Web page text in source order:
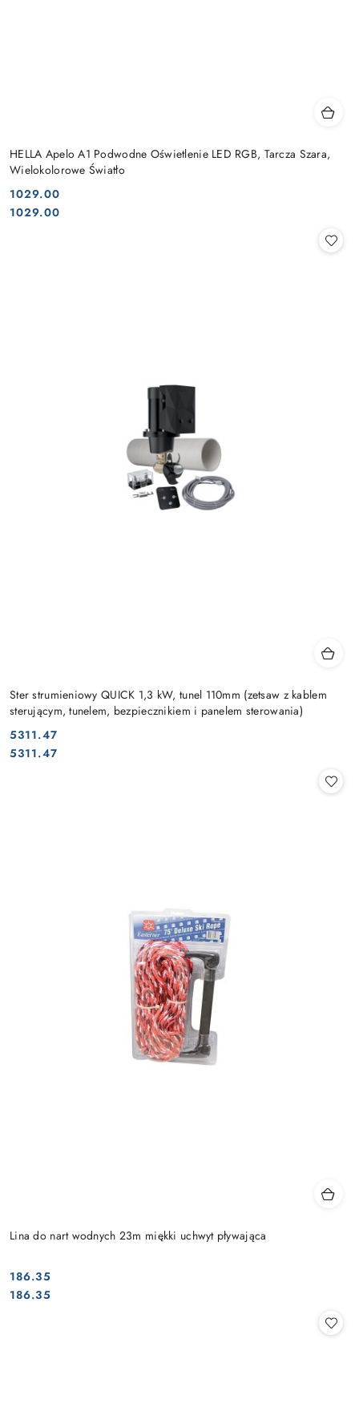
HELLA Apelo A1 Podwodne Oświetlenie LED RGB, Tarcza Szara,
Wielokolorowe Światło
Cena:
1029.00
Cena:
1029.00
Ster strumieniowy QUICK 1,3 kW, tunel 110mm (zetsaw z kablem
sterującym, tunelem, bezpiecznikiem i panelem sterowania)
Cena:
5311.47
Cena:
5311.47
Lina do nart wodnych 23m miękki uchwyt pływająca
Cena:
186.35
Cena:
186.35